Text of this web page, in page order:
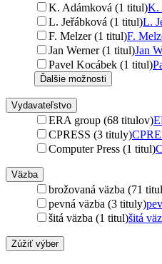
K. Adámková (1 titul)K.
L. Jeřábková (1 titul)L.
F. Melzer (1 titul)F.
Jan Werner (1 titul)Jan
Pavel Kocábek (1 titul)
Ďalšie možnosti
Vydavateľstvo
ERA group (68 titulov)
CPRESS (3 tituly)
Computer Press (1 titul)
Väzba
brožovaná väzba (71
pevná väzba (3 tituly)
šitá väzba (1 titul)šitá
Zúžiť výber